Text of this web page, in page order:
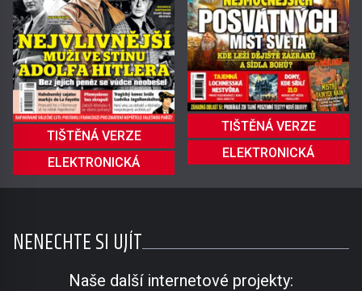
TIŠTĚNÁ VERZE
ELEKTRONICKÁ
TIŠTĚNÁ VERZE
ELEKTRONICKÁ
NENECHTE SI UJÍT
Naše další internetové projekty: